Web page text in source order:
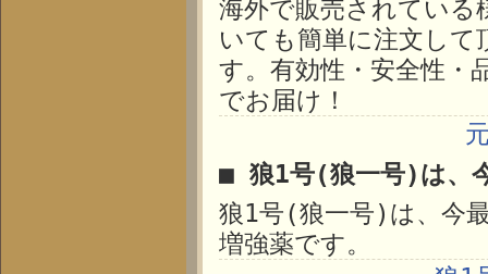
海外で販売されている
いても簡単に注文して
す。有効性・安全性・
でお届け！
■ 狼1号(狼一号)は、
狼1号(狼一号)は、今
増強薬です。